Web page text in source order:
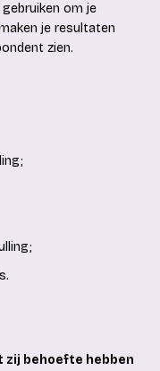
om je
je resultaten
zien.
zij behoefte hebben